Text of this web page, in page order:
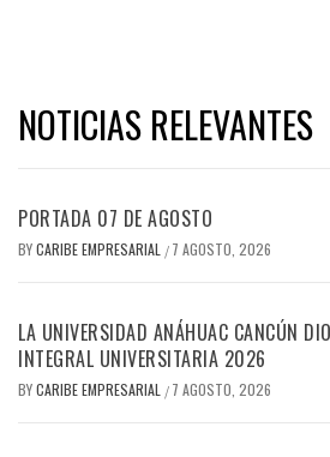
NOTICIAS RELEVANTES
PORTADA 07 DE AGOSTO
BYCARIBE EMPRESARIAL / 7 AGOSTO, 2026
LA UNIVERSIDAD ANÁHUAC CANCÚN
INTEGRAL UNIVERSITARIA 2026
BYCARIBE EMPRESARIAL / 7 AGOSTO, 2026